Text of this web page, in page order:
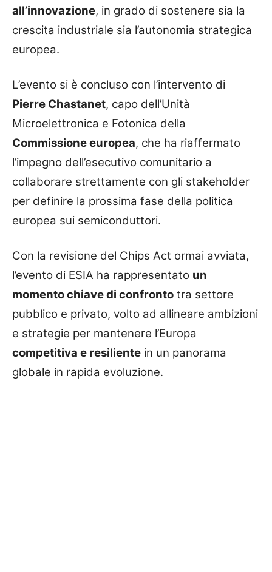
all’innovazione, in grado di sostenere sia la
crescita industriale sia l’autonomia strategica
europea.
L’evento si è concluso con l’intervento di
Pierre Chastanet, capo dell’Unità
Microelettronica e Fotonica della
Commissione europea, che ha riaffermato
l’impegno dell’esecutivo comunitario a
collaborare strettamente con gli stakeholder
per definire la prossima fase della politica
europea sui semiconduttori.
Con la revisione del Chips Act ormai avviata,
l’evento di ESIA ha rappresentato un
momento chiave di confronto tra settore
pubblico e privato, volto ad allineare ambizioni
e strategie per mantenere l’Europa
competitiva e resiliente in un panorama
globale in rapida evoluzione.